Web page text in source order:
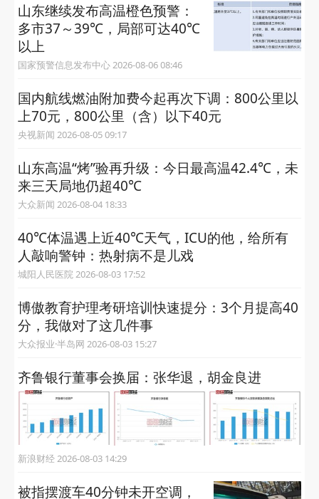
山东继续发布高温橙色预警：
多市37～39℃，局部可达40℃
以上
国家预警信息发布中心 2026-08-06 08:46
国内航线燃油附加费今起再次下调：800公里以
上70元，800公里（含）以下40元
央视新闻 2026-08-05 09:17
山东高温“烤”验再升级：今日最高温42.4℃，未
来三天局地仍超40℃
大众新闻 2026-08-04 18:33
40℃体温遇上近40℃天气，ICU的他，给所有
人敲响警钟：热射病不是儿戏
城阳人民医院 2026-08-03 17:52
博傲教育护理考研培训快速提分：3个月提高40
分，我做对了这几件事
大众报业·半岛网 2026-08-03 15:27
齐鲁银行董事会换届：张华退，胡金良进
新浪财经 2026-08-03 14:29
被指摆渡车40分钟未开空调，